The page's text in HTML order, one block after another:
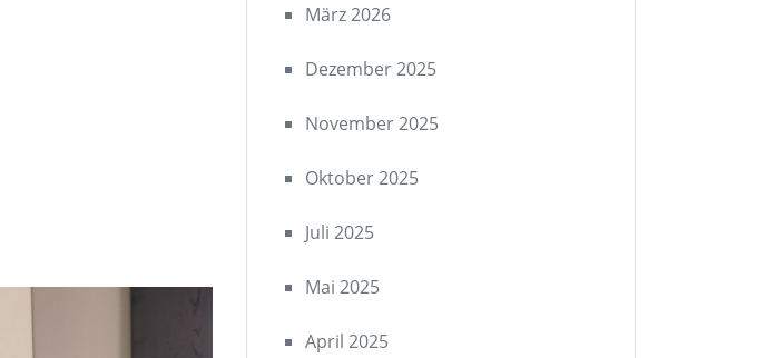
März 2026
Dezember 2025
November 2025
Oktober 2025
Juli 2025
Mai 2025
April 2025